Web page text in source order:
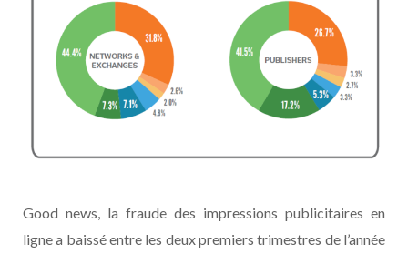
Good news, la fraude des impressions publicitaires en
ligne a baissé entre les deux premiers trimestres de l’année